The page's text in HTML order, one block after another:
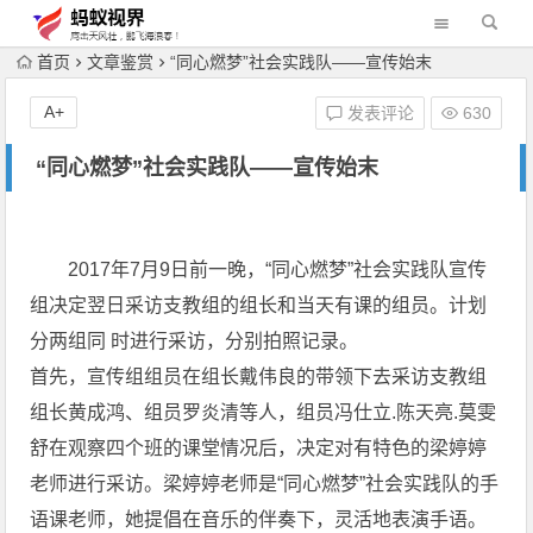
首页 文章鉴赏 “同心燃梦”社会实践队――宣传始末
“同心燃梦”社会实践队――宣传始末
发表评论 630
A+
2017年7月9日前一晚，“同心燃梦”社会实践队宣传
组决定翌日采访支教组的组长和当天有课的组员。计划
分两组同 时进行采访，分别拍照记录。
首先，宣传组组员在组长戴伟良的带领下去采访支教组
组长黄成鸿、组员罗炎清等人，组员冯仕立.陈天亮.莫雯
舒在观察四个班的课堂情况后，决定对有特色的梁婷婷
老师进行采访。梁婷婷老师是“同心燃梦”社会实践队的手
语课老师，她提倡在音乐的伴奏下，灵活地表演手语。